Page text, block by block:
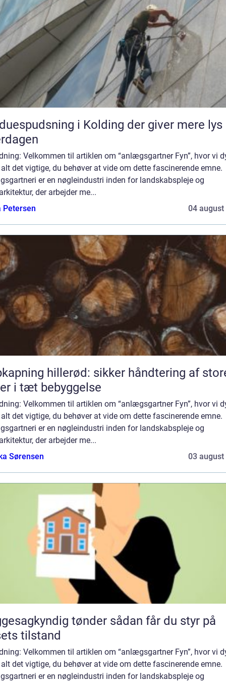
i Kolding der giver mere lys
Velkommen til artiklen om “anlægsgartner Fyn”, hvor vi
det vigtige, du behøver at vide om dette fascinerende emne.
er en nøgleindustri inden for landskabspleje og
der arbejder me...
Petersen
04 august
hillerød: sikker håndtering af
i tæt bebyggelse
Velkommen til artiklen om “anlægsgartner Fyn”, hvor vi
det vigtige, du behøver at vide om dette fascinerende emne.
er en nøgleindustri inden for landskabspleje og
der arbejder me...
Sørensen
03 august
tønder sådan får du styr på
tilstand
Velkommen til artiklen om “anlægsgartner Fyn”, hvor vi
det vigtige, du behøver at vide om dette fascinerende emne.
er en nøgleindustri inden for landskabspleje og